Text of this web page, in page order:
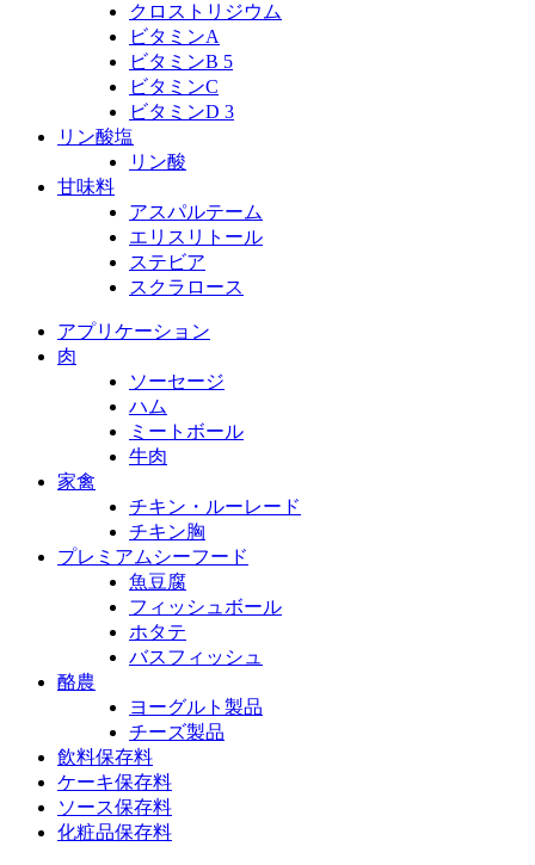
クロストリジウム
ビタミンA
ビタミンB 5
ビタミンC
ビタミンD 3
リン酸塩
リン酸
甘味料
アスパルテーム
エリスリトール
ステビア
スクラロース
アプリケーション
肉
ソーセージ
ハム
ミートボール
牛肉
家禽
チキン・ルーレード
チキン胸
プレミアムシーフード
魚豆腐
フィッシュボール
ホタテ
バスフィッシュ
酪農
ヨーグルト製品
チーズ製品
飲料保存料
ケーキ保存料
ソース保存料
化粧品保存料